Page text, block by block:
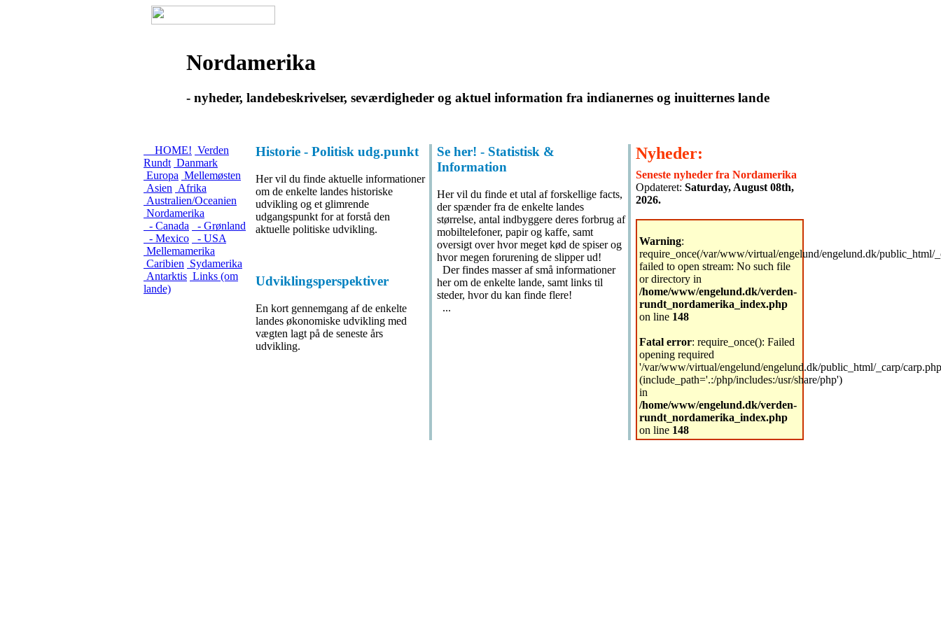
Nordamerika
- nyheder, landebeskrivelser, seværdigheder og aktuel information fra indianernes og inuitternes lande
HOME! Verden
Rundt Danmark
Europa Mellemøsten
Asien Afrika
Australien/Oceanien
Nordamerika
- Canada
- Grønland
- Mexico
- USA
Mellemamerika
Caribien Sydamerika
Antarktis Links (om
lande)
Historie - Politisk udg.punkt
Her vil du finde aktuelle informationer
om de enkelte landes historiske
udvikling og et glimrende
udgangspunkt for at forstå den
aktuelle politiske udvikling.
Udviklingsperspektiver
En kort gennemgang af de enkelte
landes økonomiske udvikling med
vægten lagt på de seneste års
udvikling.
Se her! - Statistisk &
Information
Her vil du finde et utal af forskellige facts,
der spænder fra de enkelte landes
størrelse, antal indbyggere deres forbrug af
mobiltelefoner, papir og kaffe, samt
oversigt over hvor meget kød de spiser og
hvor megen forurening de slipper ud!
Der findes masser af små informationer
her om de enkelte lande, samt links til
steder, hvor du kan finde flere!
...
Nyheder:
Seneste nyheder fra Nordamerika
Opdateret: Saturday, August 08th,
2026.
Warning:
require_once(/var/www/virtual/engelund/engelund.dk/public_html/
failed to open stream: No such file
or directory in
/home/www/engelund.dk/verden-
rundt_nordamerika_index.php
on line 148
Fatal error: require_once(): Failed
opening required
'/var/www/virtual/engelund/engelund.dk/public_html/_carp/
(include_path='.:/php/includes:/usr/share/php')
in
/home/www/engelund.dk/verden-
rundt_nordamerika_index.php
on line 148